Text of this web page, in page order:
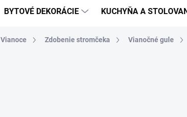
BYTOVÉ DEKORÁCIE KUCHYŇA A
Vianoce Zdobenie stromčeka Vianočné gule